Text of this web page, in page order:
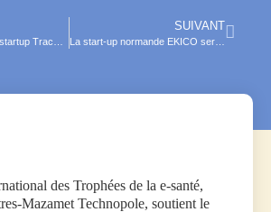
SUIVANT
La start-up normande EKICO sera à Pékin en avril pour le congrès mondial des vétérinaires équins
des Trophées de la e-santé,
Mazamet Technopole, soutient le